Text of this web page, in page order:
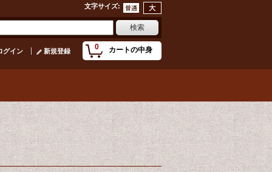
文字サイズ:
0 カートの中身
グイン 新規登録